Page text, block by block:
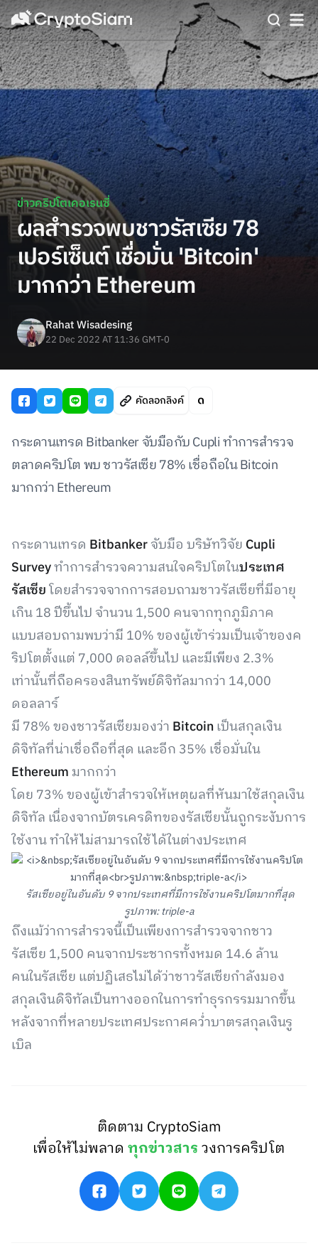
ข่าวคริปโตเคอเรนซี่
ผลสำรวจพบชาวรัสเซีย 78
เปอร์เซ็นต์ เชื่อมั่น 'Bitcoin'
มากกว่า Ethereum
Rahat Wisadesing
22 Dec 2022 AT 11:36 GMT-0
คัดลอกลิงค์
กระดานเทรด Bitbanker จับมือกับ Cupli ทำการสำรวจ
ตลาดคริปโต พบ ชาวรัสเซีย 78% เชื่อถือใน Bitcoin
มากกว่า Ethereum
กระดานเทรด Bitbankerจับมือ บริษัทวิจัย Cupli
Surveyทำการสำรวจความสนใจคริปโตในประเทศ
รัสเซียโดยสำรวจจากการสอบถามชาวรัสเซียที่มีอายุ
เกิน 18 ปีขึ้นไป จำนวน 1,500 คนจากทุกภูมิภาค
แบบสอบถามพบว่ามี 10% ของผู้เข้าร่วมเป็นเจ้าของค
ริปโตตั้งแต่ 7,000 ดอลล์ขึ้นไป และมีเพียง 2.3%
เท่านั้นที่ถือครองสินทรัพย์ดิจิทัลมากว่า 14,000
ดอลลาร์
มี 78% ของชาวรัสเซียมองว่า Bitcoinเป็นสกุลเงิน
ดิจิทัลที่น่าเชื่อถือที่สุด และอีก 35% เชื่อมั่นใน
Ethereum มากกว่า
โดย 73% ของผู้เข้าสำรวจให้เหตุผลที่หันมาใช้สกุลเงิน
ดิจิทัล เนื่องจากบัตรเครดิทของรัสเซียนั้นถูกระงับการ
ใช้งาน ทำให้ไม่สามารถใช้ได้ในต่างประเทศ
รัสเซียอยู่ในอันดับ 9 จากประเทศที่มีการใช้งานคริปโตมากที่สุด
รูปภาพ: triple-a
ถึงแม้ว่าการสำรวจนี้เป็นเพียงการสำรวจจากชาว
รัสเซีย 1,500 คนจากประชากรทั้งหมด 14.6 ล้าน
คนในรัสเซีย แต่ปฏิเสธไม่ได้ว่าชาวรัสเซียกำลังมอง
สกุลเงินดิจิทัลเป็นทางออกในการทำธุรกรรมมากขึ้น
หลังจากที่หลายประเทศประกาศคว่ำบาตรสกุลเงินรู
เบิล
ติดตาม CryptoSiam
เพื่อให้ไม่พลาดทุกข่าวสารวงการคริปโต